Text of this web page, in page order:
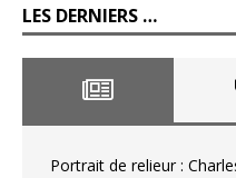
LES DERNIERS …
Portrait de relieur :